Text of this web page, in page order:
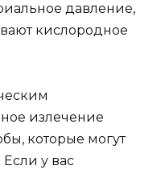
давление,
кислородное
излечение
которые могут
у вас